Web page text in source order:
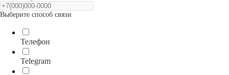
Выберите способ связи
Телефон
Telegram